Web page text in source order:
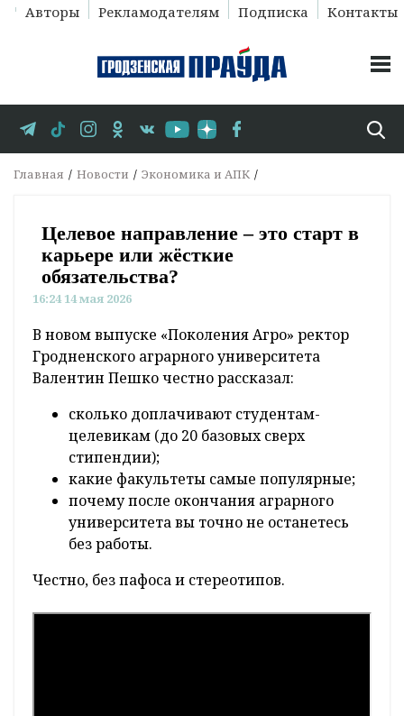
Авторы Рекламодателям Подписка Контакты
Главная Новости Экономика и АПК
Целевое направление – это старт в
карьере или жёсткие
обязательства?
16:24 14 мая 2026
В новом выпуске «Поколения Агро» ректор
Гродненского аграрного университета
Валентин Пешко честно рассказал:
сколько доплачивают студентам-
целевикам (до 20 базовых сверх
стипендии);
какие факультеты самые популярные;
почему после окончания аграрного
университета вы точно не останетесь
без работы.
Честно, без пафоса и стереотипов.